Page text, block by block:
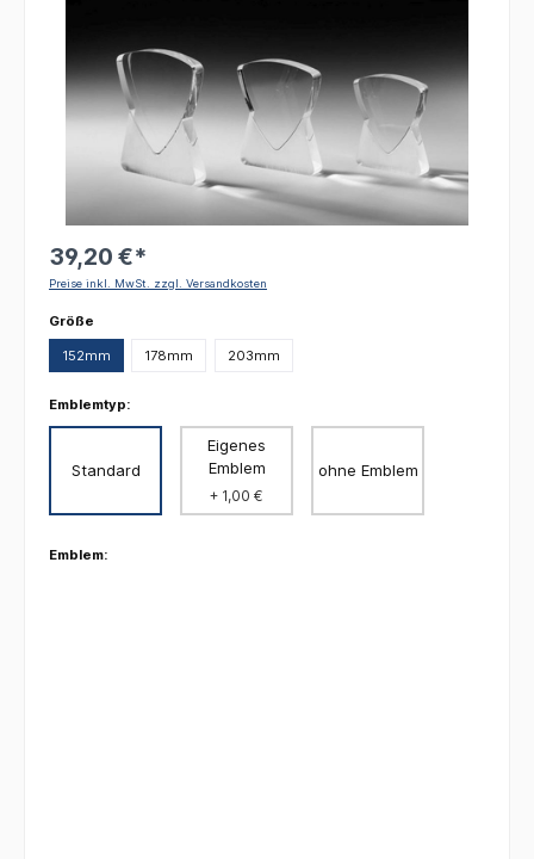
39,20 €*
Preise inkl. MwSt. zzgl. Versandkosten
Größe
152mm 178mm 203mm
Emblemtyp:
Standard
Eigenes
Emblem
+ 1,00 €
ohne Emblem
Emblem: